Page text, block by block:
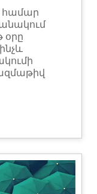
համար
օրը